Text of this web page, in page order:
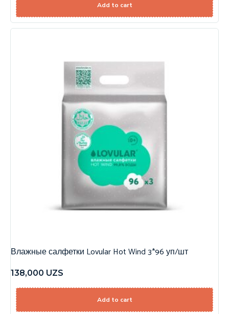
Add to cart
Влажные салфетки Lovular Hot Wind 3*96 уп/шт
138,000 UZS
Add to cart